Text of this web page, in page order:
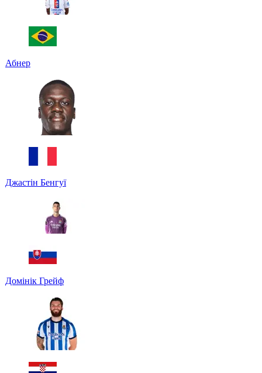
Абнер
Джастін Бенгуї
Домінік Грейф